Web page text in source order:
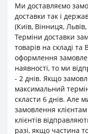
Ми доставляємо
доставки так і
(Київ, Вінниця,
Терміни доставки
товарів на складі
оформлення
наявності, то ми
- 2 днів. Якщо
максимальний
скласти 6 днів. Але
замовлення
клієнтів
разі, якщо частина